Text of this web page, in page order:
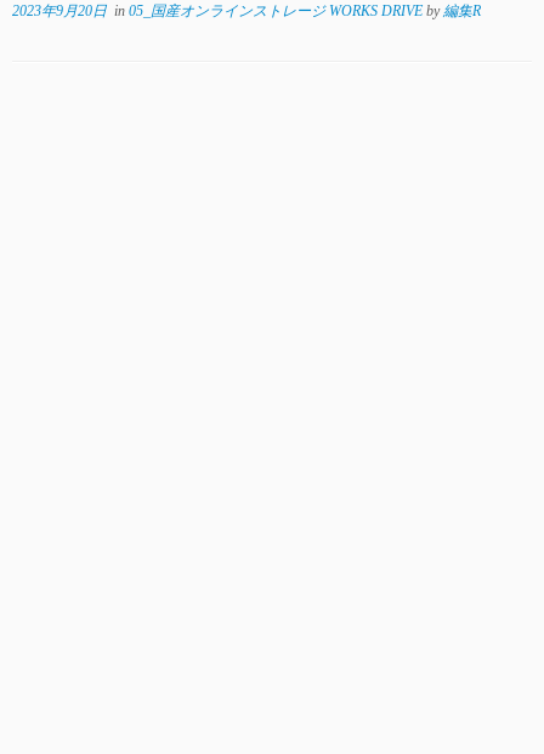
2023年9月20日 in 05_国産オンラインストレージ WORKS DRIVE by編集R